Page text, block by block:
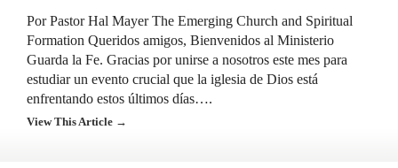
Por Pastor Hal Mayer The Emerging Church and Spiritual
Formation Queridos amigos, Bienvenidos al Ministerio
Guarda la Fe. Gracias por unirse a nosotros este mes para
estudiar un evento crucial que la iglesia de Dios está
enfrentando estos últimos días….
View This Article →